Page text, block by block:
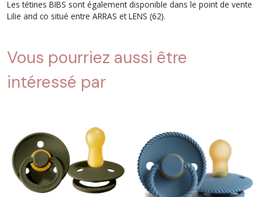
Les tétines BIBS sont également disponible dans le point de vente
Lilie and co situé entre ARRAS et LENS (62).
Vous pourriez aussi être
intéressé par